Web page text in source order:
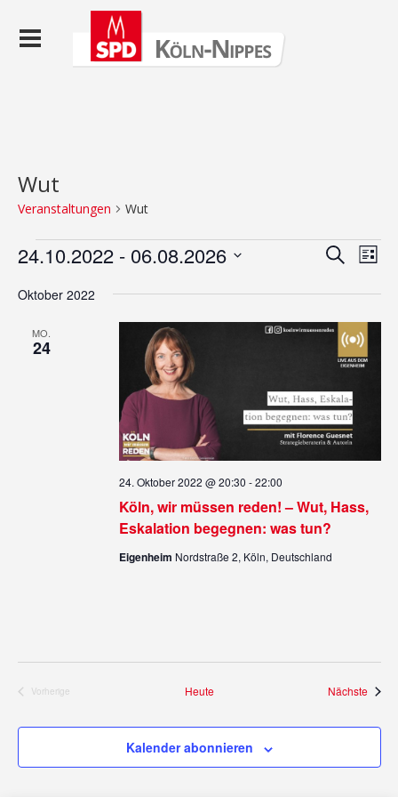
Wut
Veranstaltungen Wut
Veranstaltungen
und
SucheListe
24.10.2022 - 06.08.2026
wählen.
Oktober 2022
MO.
24
Köln, wir müssen reden! – Wut, Hass,
Eskalation begegnen: was tun?
24. Oktober 2022 @ 20:30 -22:00
Eigenheim Nordstraße 2, Köln, Deutschland
Vorherige
Heute Nächste
Kalender abonnieren